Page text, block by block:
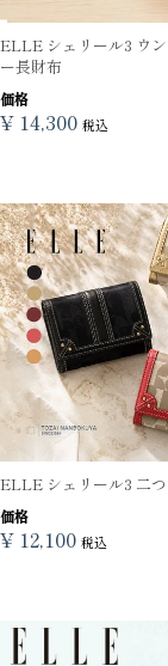
ELLE シェリール3 ウ
ー長財布
価格
¥ 14,300 税込
ELLE シェリール3 二
価格
¥ 12,100 税込